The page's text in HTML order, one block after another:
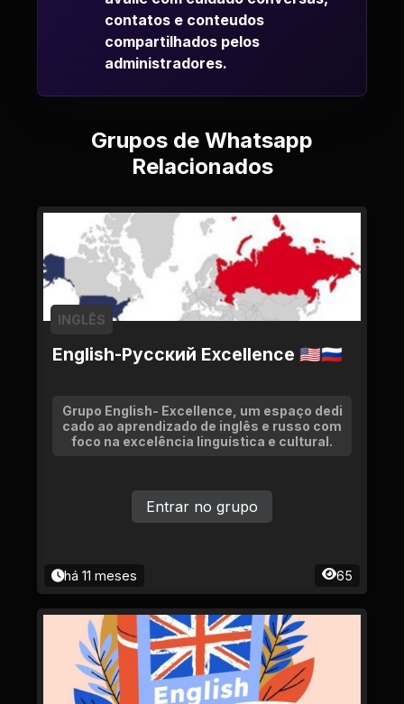
contatos e conteudos
compartilhados pelos
administradores.
Grupos de Whatsapp
Relacionados
English-Русский Excellence 🇺🇲🇷🇺
INGLÊS
Grupo English- Excellence, um espaço dedi
cado ao aprendizado de inglês e russo com
foco na excelência linguística e cultural.
há 11 meses 65
Entrar no grupo